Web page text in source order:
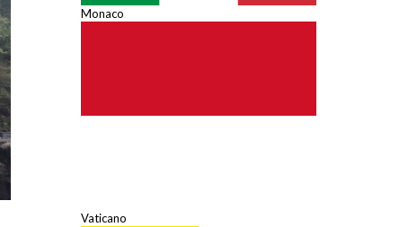
Monaco
Vaticano